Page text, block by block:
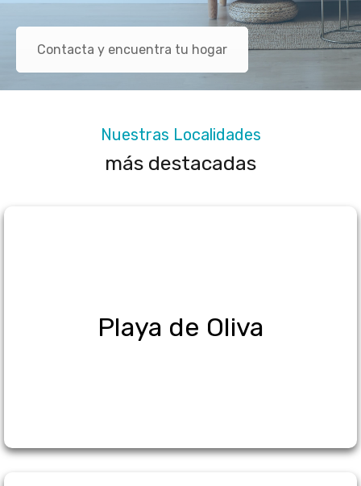
Contacta y encuentra tu hogar
Nuestras Localidades
más destacadas
Playa de Oliva